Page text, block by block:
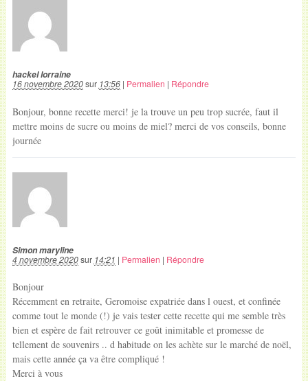
hackel lorraine
16 novembre 2020sur 13:56| Permalien | Répondre
Bonjour, bonne recette merci! je la trouve un peu trop sucrée, faut il
mettre moins de sucre ou moins de miel? merci de vos conseils, bonne
journée
Simon maryline
4 novembre 2020sur 14:21 | Permalien | Répondre
Bonjour
Récemment en retraite, Geromoise expatriée dans l ouest, et confinée
comme tout le monde (!) je vais tester cette recette qui me semble très
bien et espère de fait retrouver ce goût inimitable et promesse de
tellement de souvenirs .. d habitude on les achète sur le marché de noël,
mais cette année ça va être compliqué !
Merci à vous